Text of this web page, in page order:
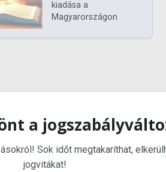
kiadása a
Magyarországon
a
Sok időt megtakaríthat,
jogvitákat!